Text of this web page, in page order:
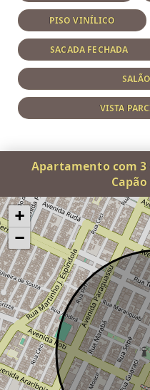
PISO VINÍLICO
SACADA FECHADA
VISTA
Apartamento com
+
−